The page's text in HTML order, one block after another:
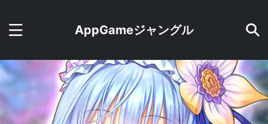
AppGameジャングル